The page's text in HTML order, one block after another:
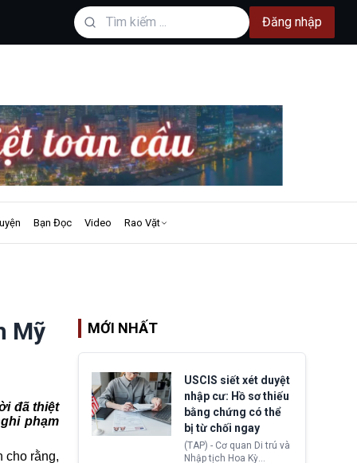
Đăng nhập
Bạn Đọc Video Rao Vặt
Mỹ
đã thiệt
phạm
cho rằng,
MỚI NHẤT
USCIS siết xét duyệt
nhập cư: Hồ sơ thiếu
bằng chứng có thể
bị từ chối ngay
(TAP) - Cơ quan Di trú và
Nhập tịch Hoa Kỳ